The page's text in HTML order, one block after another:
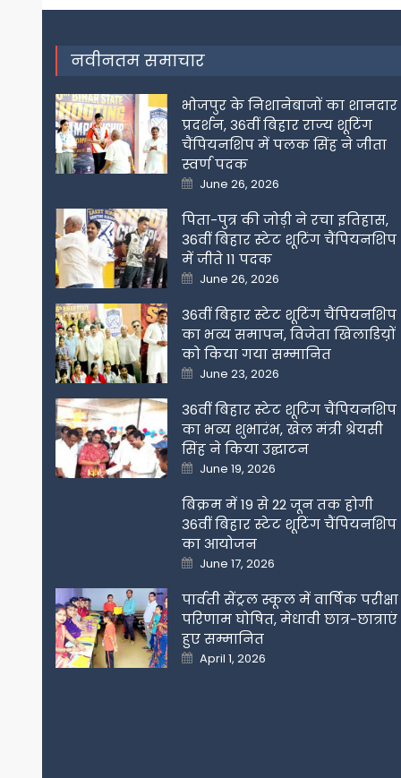
navigation
नवीनतम समाचार
भोजपुर के निशानेबाजों का शानदार
प्रदर्शन, 36वीं बिहार राज्य शूटिंग
चैंपियनशिप में पलक सिंह ने जीता
स्वर्ण पदक
Posted
on
June 26, 2026
पिता-पुत्र की जोड़ी ने रचा इतिहास,
36वीं बिहार स्टेट शूटिंग चैंपियनशिप
में जीते 11 पदक
Posted
on
June 26, 2026
36वीं बिहार स्टेट शूटिंग चैंपियनशिप
का भव्य समापन, विजेता खिलाडिय़ों
को किया गया सम्मानित
Posted
on
June 23, 2026
36वीं बिहार स्टेट शूटिंग चैंपियनशिप
का भव्य शुभारंभ, खेल मंत्री श्रेयसी
सिंह ने किया उद्घाटन
Posted
on
June 19, 2026
बिक्रम में 19 से 22 जून तक होगी
36वीं बिहार स्टेट शूटिंग चैंपियनशिप
का आयोजन
Posted
on
June 17, 2026
पार्वती सेंट्रल स्कूल में वार्षिक परीक्षा
परिणाम घोषित, मेधावी छात्र-छात्राएं
हुए सम्मानित
Posted
on
April 1, 2026